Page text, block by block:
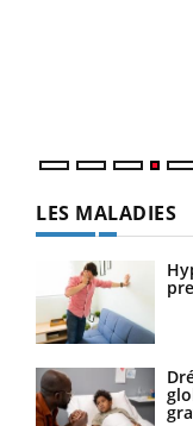
LES MALADIES